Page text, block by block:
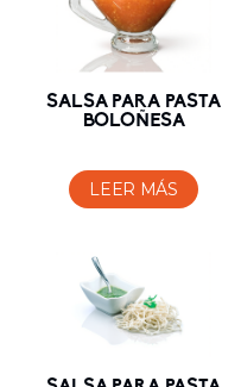
SALSA PARA PASTA
BOLOÑESA
LEER MÁS